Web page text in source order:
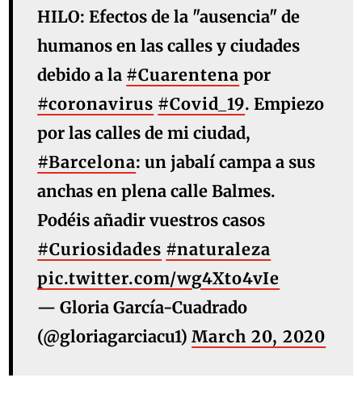
HILO: Efectos de la "ausencia" de
humanos en las calles y ciudades
debido a la #Cuarentena por
#coronavirus #Covid_19. Empiezo
por las calles de mi ciudad,
#Barcelona: un jabalí campa a sus
anchas en plena calle Balmes.
Podéis añadir vuestros casos
#Curiosidades #naturaleza
pic.twitter.com/wg4Xto4vIe
— Gloria García-Cuadrado
(@gloriagarciacu1)March 20, 2020